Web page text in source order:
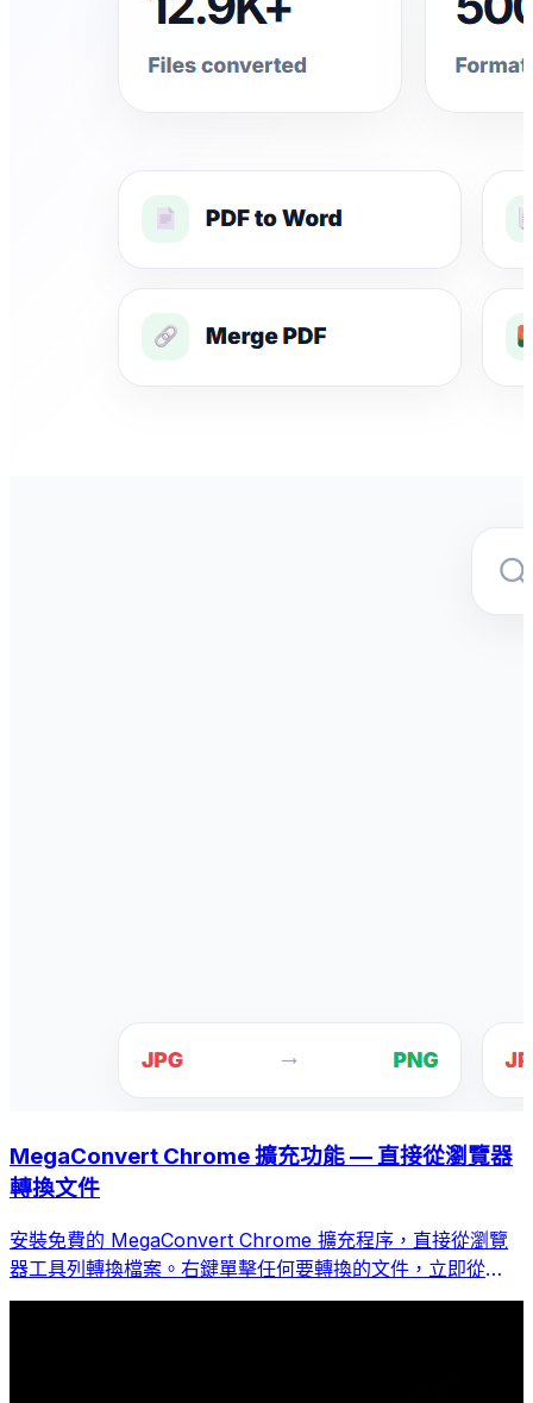
MegaConvert Chrome 擴充功能 — 直接從瀏覽器
轉換文件
安裝免費的 MegaConvert Chrome 擴充程序，直接從瀏覽
器工具列轉換檔案。右鍵單擊任何要轉換的文件，立即從
Chrome 存取所有工具。